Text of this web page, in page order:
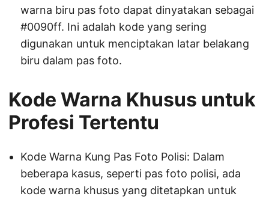
warna biru pas foto dapat dinyatakan sebagai
#0090ff. Ini adalah kode yang sering
digunakan untuk menciptakan latar belakang
biru dalam pas foto.
Kode Warna Khusus untuk
Profesi Tertentu
Kode Warna Kung Pas Foto Polisi: Dalam
beberapa kasus, seperti pas foto polisi, ada
kode warna khusus yang ditetapkan untuk